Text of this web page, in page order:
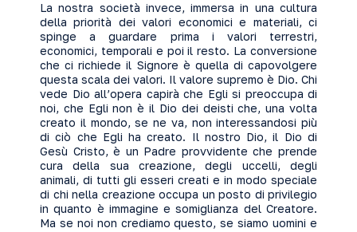
La nostra società invece, immersa in una cultura
della priorità dei valori economici e materiali, ci
spinge a guardare prima i valori terrestri,
economici, temporali e poi il resto. La conversione
che ci richiede il Signore è quella di capovolgere
questa scala dei valori. Il valore supremo è Dio. Chi
vede Dio all’opera capirà che Egli si preoccupa di
noi, che Egli non è il Dio dei deisti che, una volta
creato il mondo, se ne va, non interessandosi più
di ciò che Egli ha creato. Il nostro Dio, il Dio di
Gesù Cristo, è un Padre provvidente che prende
cura della sua creazione, degli uccelli, degli
animali, di tutti gli esseri creati e in modo speciale
di chi nella creazione occupa un posto di privilegio
in quanto è immagine e somiglianza del Creatore.
Ma se noi non crediamo questo, se siamo uomini e